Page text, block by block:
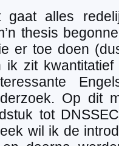
gaat alles
thesis
er toe doen
ik zit
Op dit
tot
wil ik de